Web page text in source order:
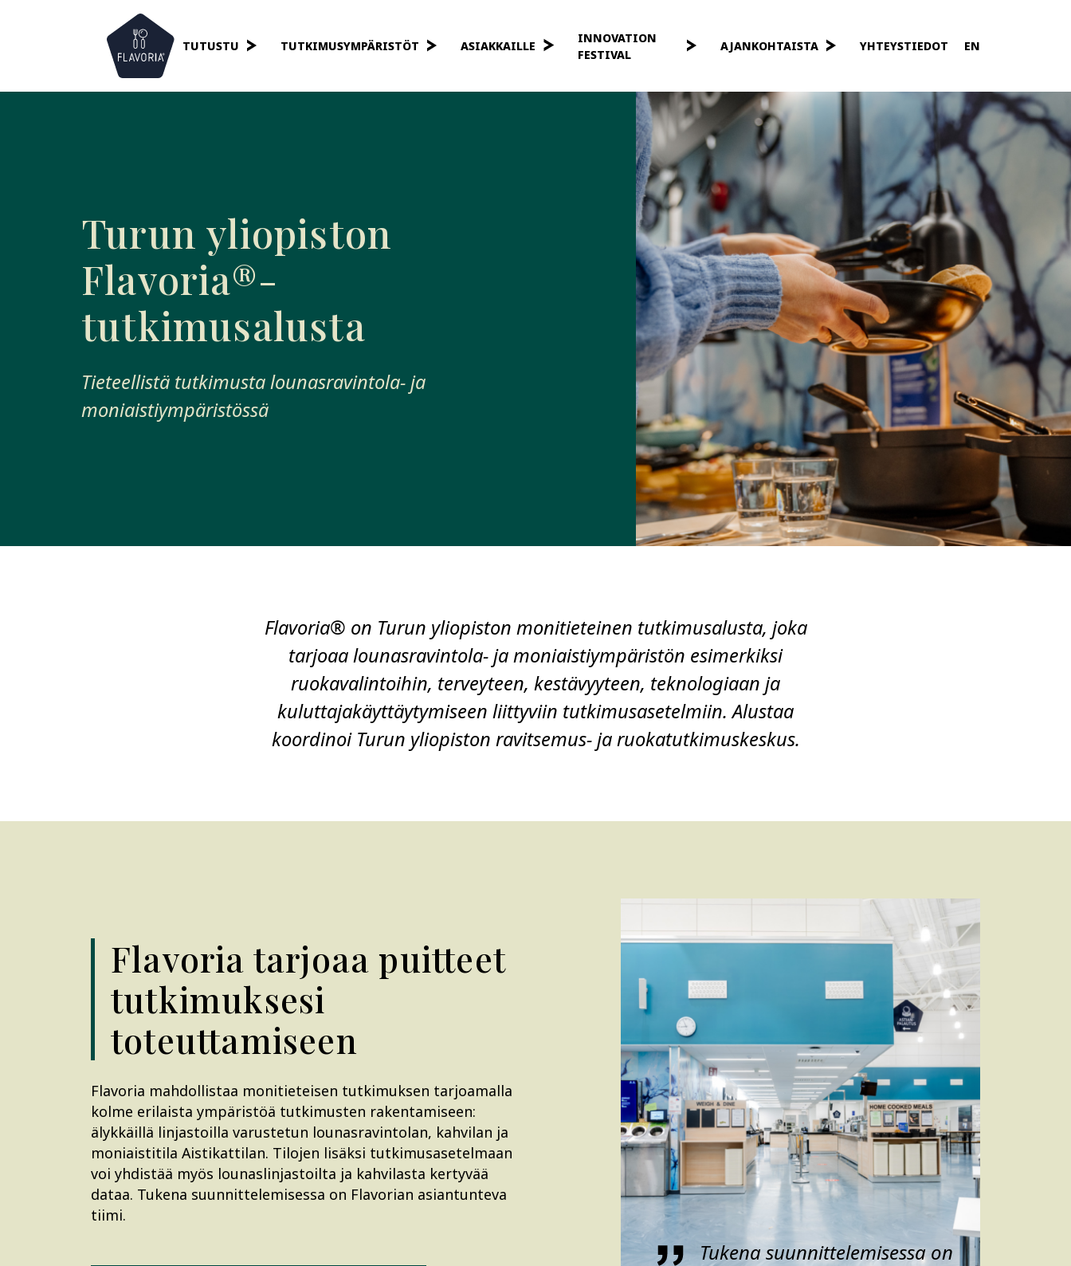
TUTUSTU TUTKIMUSYMPÄRISTÖT ASIAKKAILLE
INNOVATION
FESTIVAL
AJANKOHTAISTA YHTEYSTIEDOT EN
Turun yliopiston
Flavoria®-
tutkimusalusta
Tieteellistä tutkimusta lounasravintola- ja
moniaistiympäristössä
Flavoria® on Turun yliopiston monitieteinen tutkimusalusta, joka
tarjoaa lounasravintola- ja moniaistiympäristön esimerkiksi
ruokavalintoihin, terveyteen, kestävyyteen, teknologiaan ja
kuluttajakäyttäytymiseen liittyviin tutkimusasetelmiin. Alustaa
koordinoi Turun yliopiston ravitsemus- ja ruokatutkimuskeskus.
Flavoria tarjoaa puitteet
tutkimuksesi
toteuttamiseen
Flavoria mahdollistaa monitieteisen tutkimuksen tarjoamalla
kolme erilaista ympäristöä tutkimusten rakentamiseen:
älykkäillä linjastoilla varustetun lounasravintolan, kahvilan ja
moniaistitila Aistikattilan. Tilojen lisäksi tutkimusasetelmaan
voi yhdistää myös lounaslinjastoilta ja kahvilasta kertyvää
dataa. Tukena suunnittelemisessa on Flavorian asiantunteva
tiimi.
Tukena suunnittelemisessa on